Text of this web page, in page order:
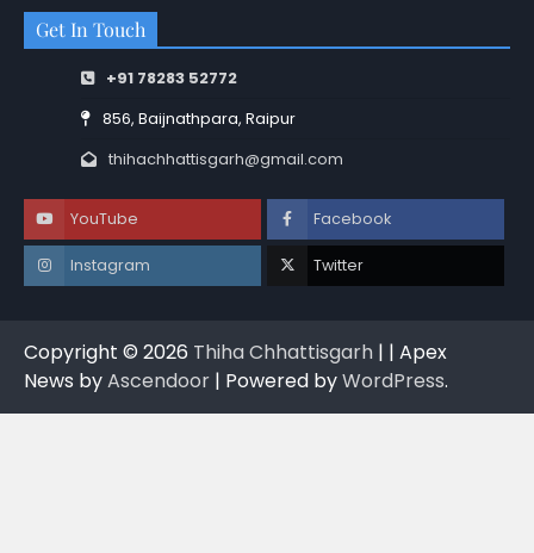
Get In Touch
+91 78283 52772
856, Baijnathpara, Raipur
thihachhattisgarh@gmail.com
YouTube Facebook
Instagram Twitter
Copyright © 2026 Thiha Chhattisgarh | | Apex
News byAscendoor | Powered byWordPress.